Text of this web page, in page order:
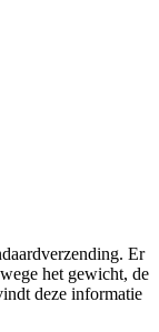
Er
het gewicht, de
deze informatie